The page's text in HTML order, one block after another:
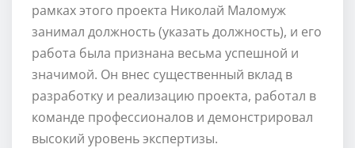
рамках этого проекта Николай Маломуж
занимал должность (указать должность), и его
работа была признана весьма успешной и
значимой. Он внес существенный вклад в
разработку и реализацию проекта, работал в
команде профессионалов и демонстрировал
высокий уровень экспертизы.